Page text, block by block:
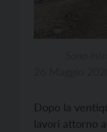
Dopo la
lavori attorno